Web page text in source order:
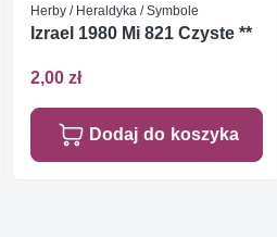
Herby / Heraldyka / Symbole
Izrael 1980 Mi 821 Czyste **
2,00 zł
Dodaj do koszyka